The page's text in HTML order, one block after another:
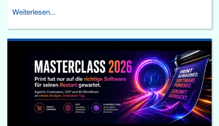
Weiterlesen...